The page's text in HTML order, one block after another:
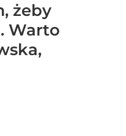
żeby
Warto